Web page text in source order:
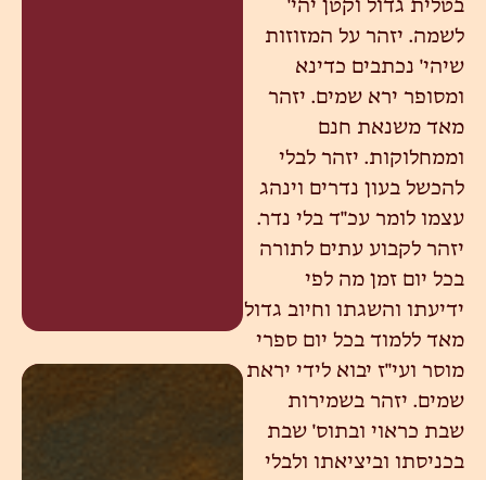
לשמה. יזהר על המזוזות
שיהי' נכתבים כדינא
ומסופר ירא שמים. יזהר
מאד משנאת חנם
וממחלוקות. יזהר לבלי
להכשל בעון נדרים וינהג
עצמו לומר עכ"ד בלי נדר.
יזהר לקבוע עתים לתורה
בכל יום זמן מה לפי
ידיעתו והשגתו וחיוב גדול
מאד ללמוד בכל יום ספרי
מוסר ועי"ז יבוא לידי יראת
שמים. יזהר בשמירות
שבת כראוי ובתוס' שבת
בכניסתו וביציאתו ולבלי